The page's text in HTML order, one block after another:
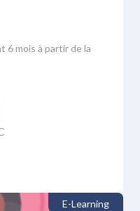
6 mois à partir de la
E-Learning